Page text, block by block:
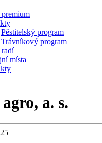
Pěstitelský program
Trávníkový program
místa
a. s.